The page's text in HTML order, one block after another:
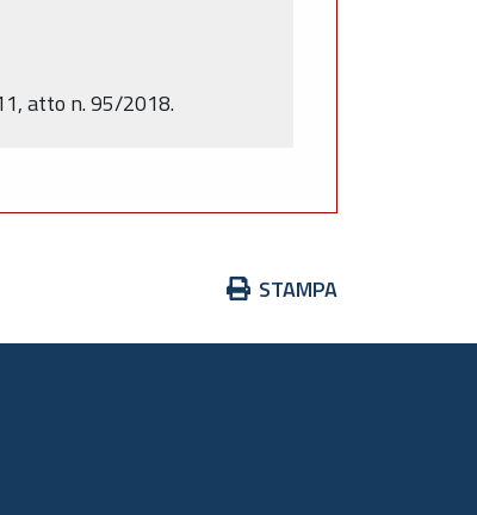
atto n. 95/2018.
Azioni
documento
STAMPA